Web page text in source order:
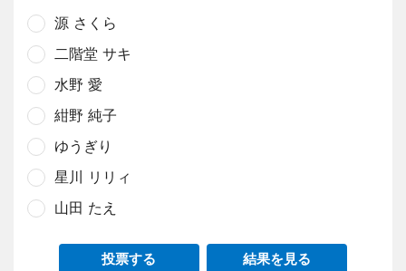
源 さくら
二階堂 サキ
水野 愛
紺野 純子
ゆうぎり
星川 リリィ
山田 たえ
投票する 結果を見る